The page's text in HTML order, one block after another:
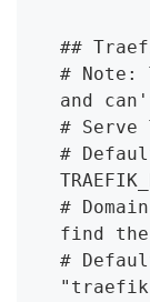
##
# Note:
and
# Serve
#
#
find the
#